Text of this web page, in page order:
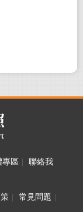
專區
聯絡我
常見問題